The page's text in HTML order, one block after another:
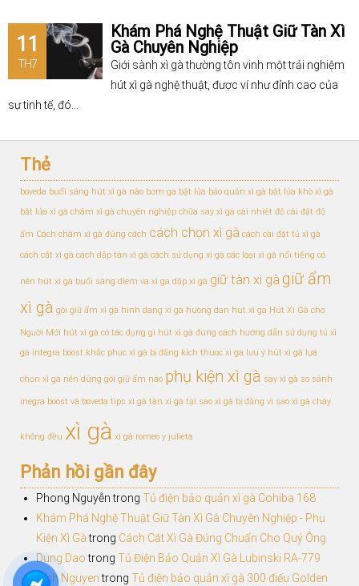
11
TH7
Khám Phá Nghệ Thuật Giữ Tàn Xì
Gà Chuyên Nghiệp
Giới sành xì gà thường tôn vinh một trải nghiệm
hút xì gà nghệ thuật, được ví như đỉnh cao của
sự tinh tế, đó...
Thẻ
boveda buổi sáng hút xì gà nào bơm ga bật lửa bảo quản xì gà bật lửa khò xì gà
bật lửa xì gà châm xì gà chuyên nghiệp chữa say xì gà cài nhiệt độ cài đặt độ
ẩm Cách châm xì gà đúng cách cách chọn xì gà cách cài đặt tủ xì gà
cách cắt xì gà cách dập tàn xì gà cách sử dụng xì gà các loại xì gà nổi tiếng có
nên hút xì gà buổi sáng diem va xi ga dập xì gà giữ tàn xì gà giữ ẩm
xì gà gói giữ ẩm xì gà hinh dang xi ga huong dan hut xi ga Hút Xì Gà cho
Người Mới hút xì gà có tác dụng gì hút xì gà đúng cách hướng dẫn sử dụng tủ xì
gà integra boost khắc phục xì gà bị đắng kich thuoc xi ga lưu ý hút xì gà lựa
chọn xì gà nên dùng gói giữ ẩm nào phụ kiện xì gà say xì gà so sánh
inegra boost và boveda tips xì gà tàn xì gà tại sao xì gà bị đắng vì sao xì gà cháy
không đều xì gà xì gà romeo y julieta
Phản hồi gần đây
Phong Nguyễntrong Tủ điện bảo quản xì gà Cohiba 168
Khám Phá Nghệ Thuật Giữ Tàn Xì Gà Chuyên Nghiệp - Phụ
Kiện Xì Gàtrong Cách Cắt Xì Gà Đúng Chuẩn Cho Quý Ông
Dung Daotrong Tủ Điện Bảo Quản Xì Gà Lubinski RA-779
Dinh Nguyentrong Tủ điện bảo quản xì gà 300 điếu Golden